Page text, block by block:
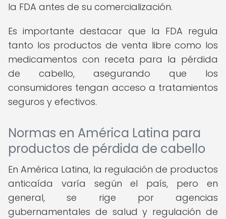
la FDA antes de su comercialización.
Es importante destacar que la FDA regula
tanto los productos de venta libre como los
medicamentos con receta para la pérdida
de cabello, asegurando que los
consumidores tengan acceso a tratamientos
seguros y efectivos.
Normas en América Latina para
productos de pérdida de cabello
En América Latina, la regulación de productos
anticaída varía según el país, pero en
general, se rige por agencias
gubernamentales de salud y regulación de